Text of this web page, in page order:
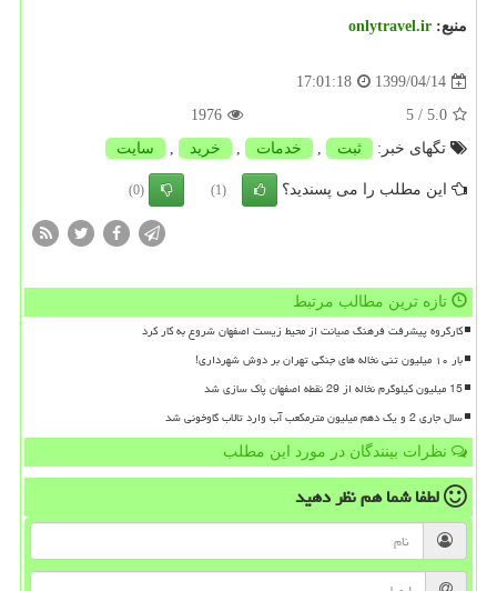
منبع: onlytravel.ir
1399/04/14
17:01:18
5.0
/ 5
1976
تگهای خبر:
ثبت , خدمات , خرید , سایت
این مطلب را می پسندید؟ (1)
(0)
تازه ترین مطالب مرتبط
کارگروه پیشرفت فرهنگ صیانت از محیط زیست اصفهان شروع به کار کرد
بار ۱۰ میلیون تنی نخاله های جنگی تهران بر دوش شهرداری!
15 میلیون کیلوگرم نخاله از 29 نقطه اصفهان پاک سازی شد
سال جاری 2 و یک دهم میلیون مترمکعب آب وارد تالاب گاوخونی شد
نظرات بینندگان در مورد این مطلب
لطفا شما همنظر دهید